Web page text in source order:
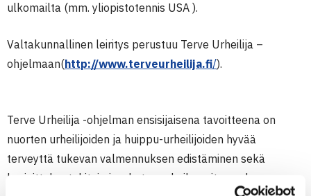
ulkomailta (mm. yliopistotennis USA ).
Valtakunnallinen leiritys perustuu Terve Urheilija –
ohjelmaan(http://www.terveurheilija.fi/).
Terve Urheilija -ohjelman ensisijaisena tavoitteena on
nuorten urheilijoiden ja huippu-urheilijoiden hyvää
terveyttä tukevan valmennuksen edistäminen sekä
harjoittelun tukitoimien, kuten urheiluravitsemuksen